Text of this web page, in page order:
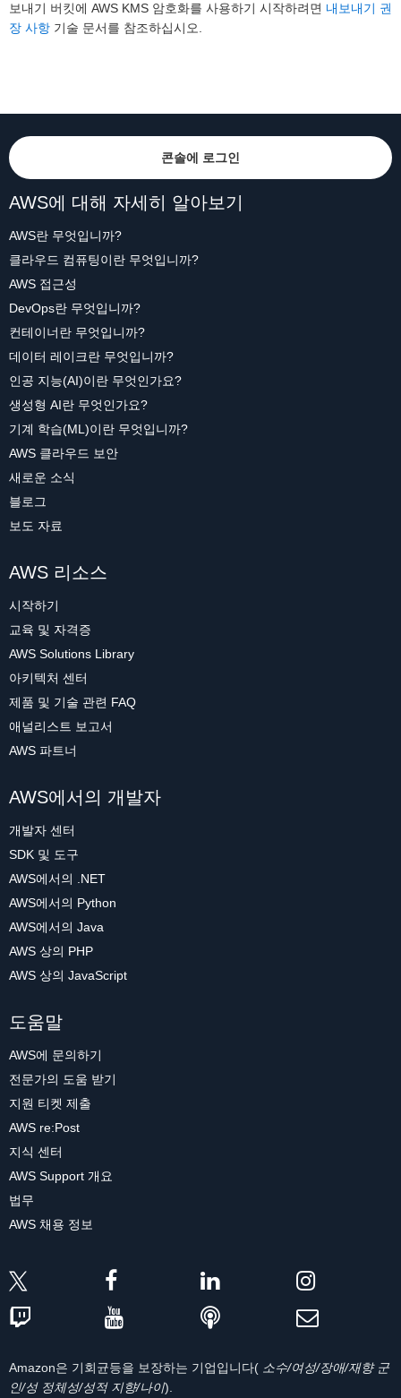
보내기 버킷에 AWS KMS 암호화를 사용하기 시작하려면 내보내기 권
장 사항 기술 문서를 참조하십시오.
콘솔에 로그인
AWS에 대해 자세히 알아보기
AWS란 무엇입니까?
클라우드 컴퓨팅이란 무엇입니까?
AWS 접근성
DevOps란 무엇입니까?
컨테이너란 무엇입니까?
데이터 레이크란 무엇입니까?
인공 지능(AI)이란 무엇인가요?
생성형 AI란 무엇인가요?
기계 학습(ML)이란 무엇입니까?
AWS 클라우드 보안
새로운 소식
블로그
보도 자료
AWS 리소스
시작하기
교육 및 자격증
AWS Solutions Library
아키텍처 센터
제품 및 기술 관련 FAQ
애널리스트 보고서
AWS 파트너
AWS에서의 개발자
개발자 센터
SDK 및 도구
AWS에서의 .NET
AWS에서의 Python
AWS에서의 Java
AWS 상의 PHP
AWS 상의 JavaScript
도움말
AWS에 문의하기
전문가의 도움 받기
지원 티켓 제출
AWS re:Post
지식 센터
AWS Support 개요
법무
AWS 채용 정보
Amazon은 기회균등을 보장하는 기업입니다( 소수/여성/장애/재향 군
인/성 정체성/성적 지향/나이).